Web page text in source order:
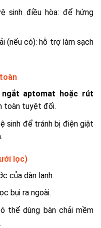
sinh điều hòa: để hứng
(nếu có): hỗ trợ làm sạch
ngắt aptomat hoặc rút
toàn tuyệt đối.
sinh để tránh bị điện giật
lọc)
của dàn lạnh.
bụi ra ngoài.
thể dùng bàn chải mềm